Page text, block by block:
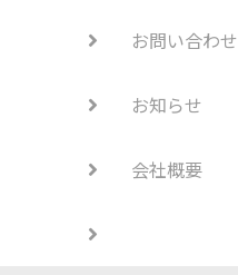
お問い合わせ
お知らせ
会社概要